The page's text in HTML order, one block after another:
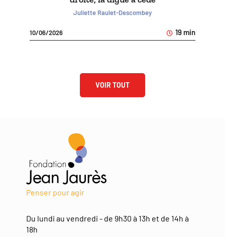
Juliette Raulet-Descombey
10/06/2026 19 min
VOIR TOUT
Penser pour agir
Du lundi au vendredi - de 9h30 à 13h et de 14h à
18h